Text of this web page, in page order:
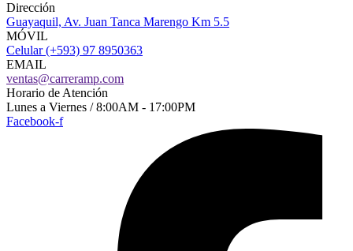
Dirección
Guayaquil, Av. Juan Tanca Marengo Km 5.5
MÓVIL
Celular (+593) 97 8950363
EMAIL
ventas@carreramp.com
Horario de Atención
Lunes a Viernes / 8:00AM - 17:00PM
Facebook-f